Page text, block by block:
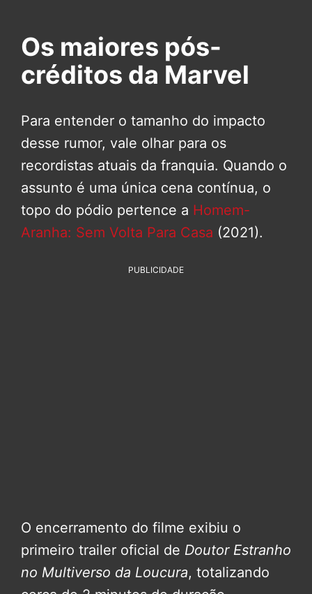
Os maiores pós-
créditos da Marvel
Para entender o tamanho do impacto
desse rumor, vale olhar para os
recordistas atuais da franquia. Quando o
assunto é uma única cena contínua, o
topo do pódio pertence a Homem-
Aranha: Sem Volta Para Casa (2021).
PUBLICIDADE
O encerramento do filme exibiu o
primeiro trailer oficial de Doutor Estranho
no Multiverso da Loucura, totalizando